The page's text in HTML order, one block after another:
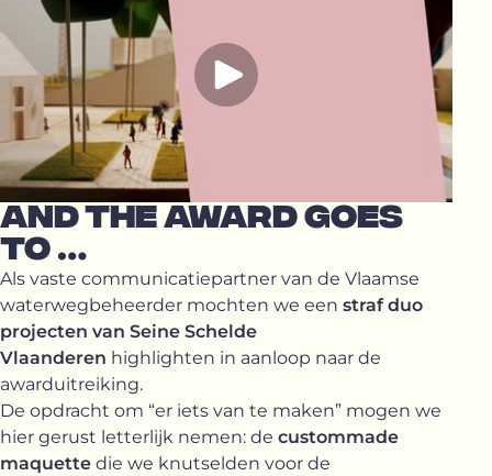
AND THE AWARD GOES
TO …
Als vaste communicatiepartner van de Vlaamse
waterwegbeheerder mochten we een straf duo
projecten van Seine Schelde
Vlaanderen highlighten in aanloop naar de
awarduitreiking.
De opdracht om “er iets van te maken” mogen we
hier gerust letterlijk nemen: de custommade
maquette die we knutselden voor de